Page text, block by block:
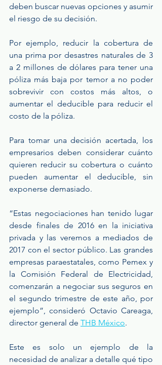
deben buscar nuevas opciones y asumir
el riesgo de su decisión.
Por ejemplo, reducir la cobertura de
una prima por desastres naturales de 3
a 2 millones de dólares para tener una
póliza más baja por temor a no poder
sobrevivir con costos más altos, o
aumentar el deducible para reducir el
costo de la póliza.
Para tomar una decisión acertada, los
empresarios deben considerar cuánto
quieren reducir su cobertura o cuánto
pueden aumentar el deducible, sin
exponerse demasiado.
“Estas negociaciones han tenido lugar
desde finales de 2016 en la iniciativa
privada y las veremos a mediados de
2017 con el sector público. Las grandes
empresas paraestatales, como Pemex y
la Comisión Federal de Electricidad,
comenzarán a negociar sus seguros en
el segundo trimestre de este año, por
ejemplo”, consideró Octavio Careaga,
director general de THB México.
Este es solo un ejemplo de la
necesidad de analizar a detalle qué tipo